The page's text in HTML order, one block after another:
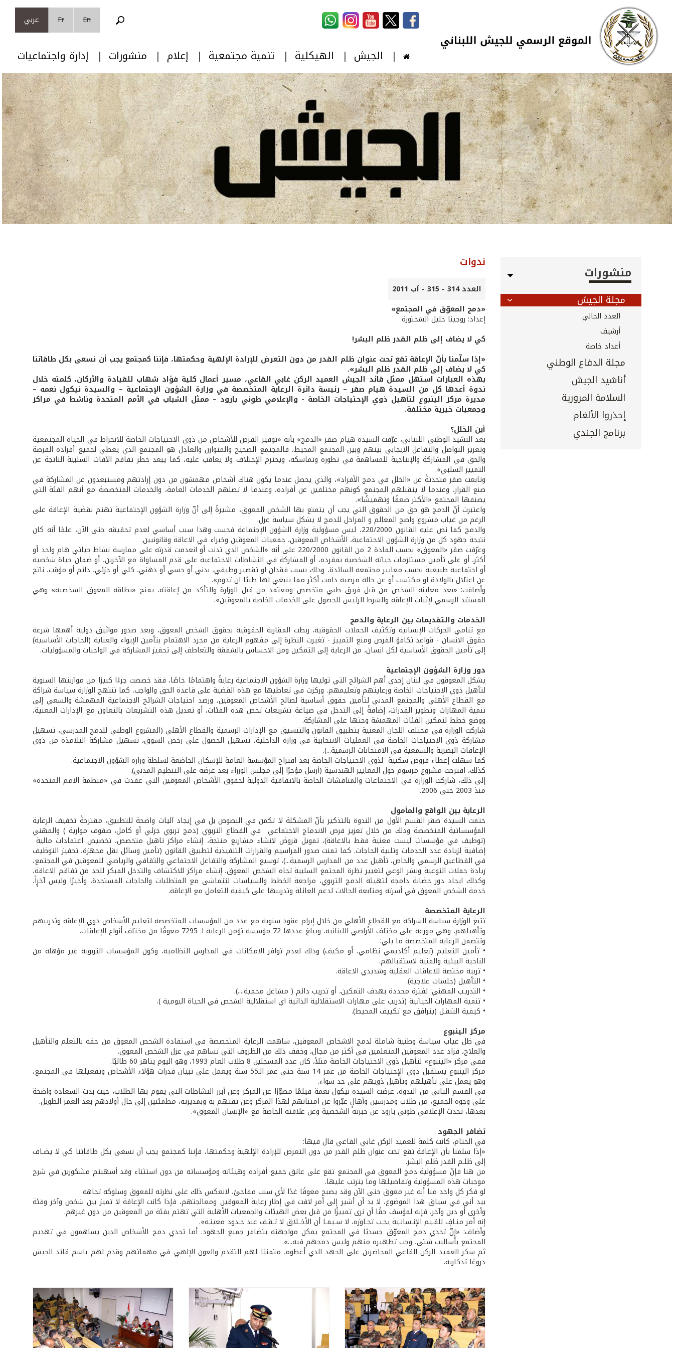
تجاوز إلى المحتوى الرئيسي
Skip to navigation
En
Fr عربي
الجيش الهيكلية تنمية مجتمعية إعلام منشورات إدارة واجتماعيات
منشورات
مجلة الجيش
العدد الحالي
أرشيف
أعداد خاصة
مجلة الدفاع الوطني
أناشيد الجيش
السلامة المرورية
إحذروا الألغام
برنامج الجندي
ندوات
العدد 314 - 315 - آب 2011
«دمج المعوّق في المجتمع»
إعداد: روجينا خليل الشختورة
كي لا يضاف إلى ظلم القدر ظلم البشر!
«إذا سلّمنا بأنّ الإعاقة تقع تحت عنوان ظلم القدر من دون التعرض للإرادة الإلهية وحكمتها، فإننا كمجتمع يجب أن نسعى بكل طاقاتنا
كي لا يضاف إلى ظلم القدر ظلم البشر».
بهذه العبارات استهل ممثل قائد الجيش العميد الركن غابي القاعي، مسير أعمال كلية فؤاد شهاب للقيادة والأركان، كلمته خلال
ندوة أعدها كل من السيدة هيام صقر – رئيسة دائرة الرعاية المتخصصة في وزارة الشؤون الإجتماعية – والسيدة نيكول نعمه –
مديرة مركز الينبوع لتأهيل ذوي الإحتياجات الخاصة - والإعلامي طوني بارود – ممثل الشباب في الأمم المتحدة وناشط في مراكز
وجمعيات خيرية مختلفة.
أين الخلل؟
بعد النشيد الوطني اللبناني، عرّفت السيدة هيام صقر «الدمج» بأنه «توفير الفرص للأشخاص من ذوي الاحتياجات الخاصة للانخراط في الحياة المجتمعية
وتعزيز التواصل والتفاعل الايجابي بينهم وبين المجتمع المحيط، فالمجتمع الصحيح والمتوازن والعادل هو المجتمع الذي يعطي لجميع أفراده الفرصة
والحق في المشاركة والإنتاجية للمساهمة في تطوره وتماسكه، ويحترم الإختلاف ولا يعاقب عليه، كما يبعد خطر تفاقم الآفات السلبية الناتجة عن
التمييز السلبي».
وتابعت صقر متحدثةً عن «الخلل في دمج الأفراد»، والذي يحصل عندما يكون هناك أشخاص مهمشون من دون إرادتهم ومستبعدون عن المشاركة في
صنع القرار، وعندما لا يتقبلهم المجتمع كونهم مختلفين عن أفراده، وعندما لا تصلهم الخدمات العامة، والخدمات المتخصصة مع أنهم الفئة التي
يصنفها المجتمع «الأكثر ضعفًا وتهميشًا».
واعتبرت أنّ الدمج هو حق من الحقوق التي يجب أن يتمتع بها الشخص المعوق، مشيرةً إلى أنّ وزارة الشؤون الإجتماعية تهتم بقضية الإعاقة على
الرغم من غياب مشروع واضح المعالم و المراحل للدمج لا يشكل سياسة عزل.
والدمج كما نص عليه القانون 220/2000، ليس مسؤولية وزارة الشؤون الإجتماعة فحسب وهذا سبب أساسي لعدم تحقيقه حتى الآن، علمًا أنه كان
نتيجة جهود كل من وزارة الشؤون الاجتماعية، الأشخاص المعوقين، جمعيات المعوقين وخبراء في الاعاقة وقانونيين.
وعرّفت صقر «المعوق» بحسب المادة 2 من القانون 220/2000 على أنه «الشخص الذي تدنت أو انعدمت قدرته على ممارسة نشاط حياتي هام واحد أو
أكثر، أو على تأمين مستلزمات حياته الشخصية بمفرده، أو المشاركة في النشاطات الاجتماعية على قدم المساواة مع الآخرين، أو ضمان حياة شخصية
أو اجتماعية طبيعية بحسب معايير مجتمعه السائدة، وذلك بسبب فقدان او تقصير وظيفي، بدني أو حسي أو ذهني، كلي أو جزئي، دائم أو مؤقت، ناتج
عن اعتلال بالولادة او مكتسب أو عن حالة مرضية دامت أكثر مما ينبغي لها طبيًا ان تدوم».
وأضافت: «بعد معاينة الشخص من قبل فريق طبي متخصص ومعتمد من قبل الوزارة والتأكد من إعاقته، يمنح «بطاقة المعوق الشخصية» وهي
المستند الرسمي لإثبات الإعاقة والشرط الرئيس للحصول على الخدمات الخاصة بالمعوقين».
الخدمات والتقديمات بين الرعاية والدمج
مع تنامي الحركات الإنسانية وتكثيف الحملات الحقوقية، ربطت المقاربة الحقوقية بحقوق الشخص المعوق، وبعد صدور مواثيق دولية أهمها شرعة
حقوق الانسان - قواعد تكافؤ الفرص ومنع التمييز - تغيرت النظرة إلى مفهوم الرعاية من مجرد الاهتمام بتأمين الإيواء والعناية (الحاجات الأساسية)
إلى تأمين الحقوق الأساسية لكل انسان، من الرعاية إلى التمكين ومن الاحساس بالشفقة والتعاطف إلى تحفيز المشاركة في الواجبات والمسؤوليات.
دور وزارة الشؤون الإجتماعية
يشكل المعوقون في لبنان إحدى أهم الشرائح التي توليها وزارة الشؤون الاجتماعية رعايةً واهتمامًا خاصًا، فقد خصصت جزءًا كبيرًا من موازنتها السنوية
لتأهيل ذوي الاحتياجات الخاصة ورعايتهم وتعليمهم. وركزت في تعاطيها مع هذه القضية على قاعدة الحق والواجب. كما تنتهج الوزارة سياسة شراكة
مع القطاع الأهلي والمجتمع المدني لتأمين حقوق أساسية لصالح الأشخاص المعوقين، ورصد احتياجات الشرائح الاجتماعية المهمشة والسعي إلى
تنمية المهارات وتطوير القدرات، إضافةً إلى التدخل في صياغة تشريعات تخص هذه الفئات، أو تعديل هذه التشريعات بالتعاون مع الإدارات المعنية،
ووضع خطط لتمكين الفئات المهمشة وحثها على المشاركة.
شاركت الوزارة في مختلف اللجان المعنية بتطبيق القانون والتنسيق مع الإدارات الرسمية والقطاع الأهلي (المشروع الوطني للدمج المدرسي، تسهيل
مشاركة ذوي الاحتياجات الخاصة في العمليات الانتخابية في وزارة الداخلية، تسهيل الحصول على رخص السوق، تسهيل مشاركة التلامذة من ذوي
الإعاقات البصرية والسمعية في الامتحانات الرسمية...).
كما سهلت إعطاء قروض سكنية لذوي الاحتياجات الخاصة بعد اقتراح المؤسسة العامة للإسكان الخاضعة لسلطة وزارة الشؤون الاجتماعية.
كذلك، اقترحت مشروع مرسوم حول المعايير الهندسية (أرسل مؤخرًا إلى مجلس الوزراء بعد عرضه على التنظيم المدني).
إلى ذلك، شاركت الوزارة في الاجتماعات والمناقشات الخاصة بالاتفاقية الدولية لحقوق الأشخاص المعوقين التي عقدت في «منظمة الامم المتحدة»
منذ 2003 حتى 2006.
الرعاية بين الواقع والمأمول
ختمت السيدة صقر القسم الأول من الندوة بالتذكير بأنّ المشكلة لا تكمن في النصوص بل في إيجاد آليات واضحة للتطبيق، مقترحةً تخفيف الرعاية
المؤسساتية المتخصصة وذلك من خلال تعزيز فرص الاندماج الاجتماعي في القطاع التربوي (دمج تربوي جزئي أو كامل، صفوف موازية ) والمهني
(توظيف في مؤسسات ليست معنية فقط بالاعاقة)، تمويل قروض لانشاء مشاريع منتجة، إنشاء مراكز تاهيل متخصص، تخصيص اعتمادات مالية
إضافية لزيادة عدد الخدمات وتلبية الحاجات. كما تمنت صدور المراسيم والقرارات التنفيذية لتطبيق القانون (تأمين وسائل نقل مجهزة، تحفيز التوظيف
في القطاعين الرسمي والخاص، تأهيل عدد من المدارس الرسمية...)، توسيع المشاركة والتفاعل الاجتماعي والثقافي والرياضي للمعوقين في المجتمع،
زيادة حملات التوعية ونشر الوعي لتغيير نظرة المجتمع السلبية تجاه الشخص المعوق، إنشاء مراكز للاكتشاف والتدخل المبكر للحد من تفاقم الاعاقة،
وكذلك ايجاد دور حضانة دامجة لتهيئة الدمج التربوي، مراجعة الخطط والسياسات لتتماشى مع المتطلبات والحاجات المستجدة، وأخيرًا وليس آخرٍاً،
خدمة الشخص المعوق في أسرته ومتابعة الحالات لدعم العائلة وتدريبها على كيفية التعامل مع الإعاقة.
الرعاية المتخصصة
تتبع الوزارة سياسة الشراكة مع القطاع الأهلي من خلال إبرام عقود سنوية مع عدد من المؤسسات المتخصصة لتعليم الأشخاص ذوي الإعاقة وتدريبهم
وتأهيلهم، وهي موزعة على مختلف الأراضي اللبنانية، ويبلغ عددها 72 مؤسسة تؤمن الرعاية لـ 7295 معوقًا من مختلف أنواع الإعاقات.
وتتضمن الرعاية المتخصصة ما يلي:
• تأمين التعليم (تعليم أكاديمي نظامي، أو مكيف) وذلك لعدم توافر الامكانات في المدارس النظامية، وكون المؤسسات التربوية غير مؤهلة من
الناحية البيئية والفنية لاستقبالهم.
• تربية مختصة للاعاقات العقلية وشديدي الاعاقة.
• التأهيل (جلسات علاجية).
• التدريـب المهني: لفترة محددة بهدف التمكين، أو تدريب دائم ( مشاغل محمية....).
• تنمية المهارات الحياتية (تدريب على مهارات الاستقلالية الذاتية اي استقلالية الشخص في الحياة اليومية ).
• كيفية التنقـل (يترافق مع تكييف المحيط).
مركز الينبوع
في ظل غياب سياسة وطنية شاملة لدمج الاشخاص المعوقين، ساهمت الرعاية المتخصصة في استفادة الشخص المعوق من حقه بالتعلم والتأهيل
والعلاج، فزاد عدد المعوقين المتعلمين في أكثر من مجال، وخفف ذلك من الظروف التي تساهم في عزل الشخص المعوق.
ففي مركز «الينبوع» لتأهيل ذوي الاحتياجات الخاصة مثلاً، كان عدد المسجلين 8 طلاب العام 1993، وهو اليوم يناهز 60 طالبًا.
مركز الينبوع يستقبل ذوي الإحتياجات الخاصة من عمر 14 سنة حتى عمر الـ55 سنة ويعمل على تبيان قدرات هؤلاء الأشخاص وتفعيلها في المجتمع،
وهو يعمل على تأهيلهم وتأهيل ذويهم على حد سواء.
في القسم الثاني من الندوة، عرضت السيدة نيكول نعمة فيلمًا مصوّرًا عن المركز وعن أبرز النشاطات التي يقوم بها الطلاب، حيث بدت السعادة واضحة
على وجوه الجميع، من طلاب ومدرسين وأهالٍ عبّروا عن امتنانهم لهذا المركز وعن ثقتهم به وبمديرته، مطمئنين إلى حال أولادهم بعد العمر الطويل.
بعدها، تحدث الإعلامي طوني بارود عن خبرته الشخصية وعن علاقته الخاصة مع «الإنسان المعوق».
تضافر الجهود
في الختام، كانت كلمة للعميد الركن غابي القاعي قال فيها:
«إذا سلمنا بأن الإعاقة تقع تحت عنوان ظلم القدر من دون التعرض للإرادة الإلهية وحكمتها، فإننا كمجتمع يجب أن نسعى بكل طاقاتنا كي لا يضـاف
إلى ظلـم القدر ظلم البشر.
من هنا فإنّ مسؤولية دمج المعوق في المجتمع تقع على عاتق جميع أفراده وهيئاته ومؤسساته من دون استثناء وقد أسهبتم مشكورين في شرح
موجبات هذه المسؤولية وتفاصيلها وما يترتب عليها.
لو فكر كل واحد منا أنه غير معوق حتى الآن وقد يصبح معوقًا غدًا لأي سبب مفاجئ، لانعكس ذلك على نظرته للمعوق وسلوكه تجاهه.
بيد أني في سياق هذا الموضوع، لا بد أن أشير إلى أمر لافت في إطار رعاية المعوقين ومعالجتهم، فإذا كانت الإعاقة لا تميز بين شخص وآخر وفئة
وأخرى أو دين وآخر، فإنه لمؤسف حقًا أن نرى تمييزًا من قبل بعض الهيئات والجمعيات الأهلية التي تهتم بفئة من المعوقين من دون غيرهم.
إنه أمر منـافٍ للقـيم الإنـسانـية يجـب تجـاوزه، لا سـيمـا أن الأخــلاق لا تـقـف عند حـدود معينـة».
وأضاف: «إنّ تحدي دمج المعوّق جسديًا في المجتمع يمكن مواجهته بتضافر جميع الجهود. أما تحدي دمج الأشخاص الذين يساهمون في تهديم
المجتمع بأساليب شتى، وجب تطهيره منهم وليس دمجهم فيه...».
ثم شكر العميد الركن القاعي المحاضرين على الجهد الذي أعطوه، متمنيًا لهم التقدم والعون الإلهي في مهماتهم وقدم لهم باسم قائد الجيش
دروعًا تذكارية.